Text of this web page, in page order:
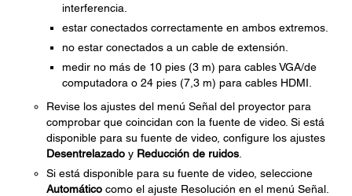
interferencia.
estar conectados correctamente en ambos extremos.
no estar conectados a un cable de extensión.
medir no más de 10 pies (3 m) para cables VGA/de
computadora o 24 pies (7,3 m) para cables HDMI.
Revise los ajustes del menú Señal del proyector para
comprobar que coincidan con la fuente de video. Si está
disponible para su fuente de video, configure los ajustes
Desentrelazado y Reducción de ruidos
Si está disponible para su fuente de video, seleccione
Automático como el ajuste Resolución en el menú Señal.